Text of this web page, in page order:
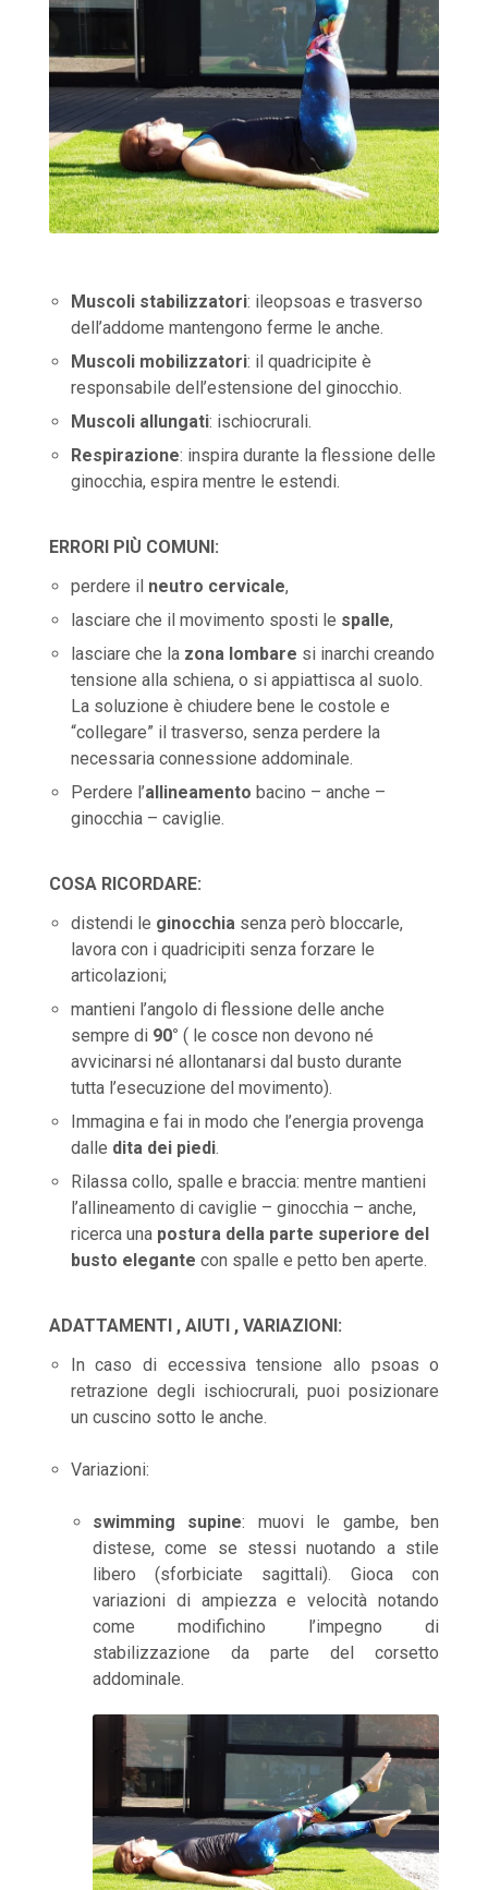
Muscoli stabilizzatori: ileopsoas e trasverso
dell’addome mantengono ferme le anche.
Muscoli mobilizzatori: il quadricipite è
responsabile dell’estensione del ginocchio.
Muscoli allungati: ischiocrurali.
Respirazione: inspira durante la flessione delle
ginocchia, espira mentre le estendi.
ERRORI PIÙ COMUNI:
perdere il neutro cervicale,
lasciare che il movimento sposti le spalle,
lasciare che lazona lombare si inarchi creando
tensione alla schiena, o si appiattisca al suolo.
La soluzione è chiudere bene le costole e
“collegare” il trasverso, senza perdere la
necessaria connessione addominale.
Perdere l’allineamento bacino – anche –
ginocchia – caviglie.
COSA RICORDARE:
distendi le ginocchiasenza però bloccarle,
lavora con i quadricipiti senza forzare le
articolazioni;
mantieni l’angolo di flessione delle anche
sempre di90° ( le cosce non devono né
avvicinarsi né allontanarsi dal busto durante
tutta l’esecuzione del movimento).
Immagina e fai in modo che l’energia provenga
dalle dita dei piedi.
Rilassa collo, spalle e braccia: mentre mantieni
l’allineamento di caviglie – ginocchia – anche,
ricerca una postura della parte superiore del
busto elegante con spalle e petto ben aperte.
ADATTAMENTI , AIUTI , VARIAZIONI:
In caso di eccessiva tensione allo psoas o
retrazione degli ischiocrurali, puoi posizionare
un cuscino sotto le anche.
Variazioni:
swimming supine: muovi le gambe, ben
distese, come se stessi nuotando a stile
libero (sforbiciate sagittali). Gioca con
variazioni di ampiezza e velocità notando
come modifichino l’impegno di
stabilizzazione da parte del corsetto
addominale.